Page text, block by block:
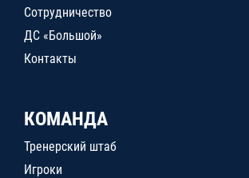
Сотрудничество
ДС «Большой»
Контакты
КОМАНДА
Тренерский штаб
Игроки